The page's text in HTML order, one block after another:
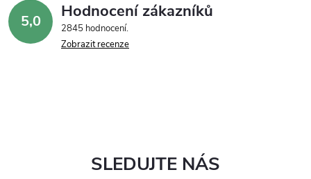
5,0 Hodnocení zákazníků
2845 hodnocení
Zobrazit recenze
SLEDUJTE NÁS